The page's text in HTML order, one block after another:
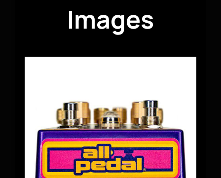
Images